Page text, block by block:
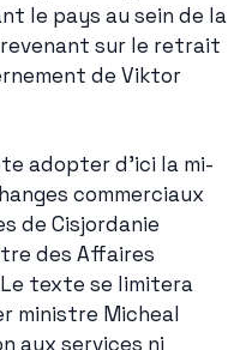
le pays au sein de la
sur le retrait
de Viktor
adopter d'ici la mi-
commerciaux
de Cisjordanie
des Affaires
texte se limitera
ministre Micheal
aux services ni